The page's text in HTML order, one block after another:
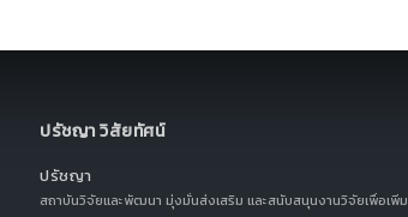
ปรัชญา วิสัยทัศน์
ปรัชญา
สถาบันวิจัยและพัฒนา มุ่งมั่นส่งเสริม และสนับสนุนงานวิจัยเพื่อเพิ่ม